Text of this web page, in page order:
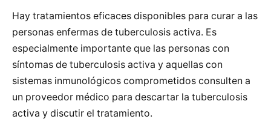
Hay tratamientos eficaces disponibles para curar a las
personas enfermas de tuberculosis activa. Es
especialmente importante que las personas con
síntomas de tuberculosis activa y aquellas con
sistemas inmunológicos comprometidos consulten a
un proveedor médico para descartar la tuberculosis
activa y discutir el tratamiento.